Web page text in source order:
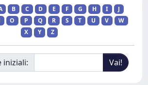
B C D E F G H I
J
O P Q R S T U V
W
X
Y Z
iniziali: